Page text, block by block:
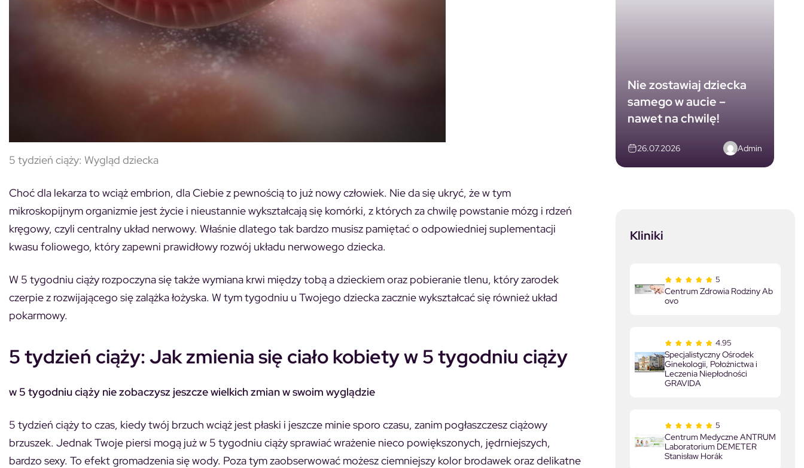
5 tydzień ciąży: Wygląd dziecka
Choć dla lekarza to wciąż embrion, dla Ciebie z pewnością to już nowy człowiek. Nie da się ukryć, że w tym
mikroskopijnym organizmie jest życie i nieustannie wykształcają się komórki, z których za chwilę powstanie mózg i rdzeń
kręgowy, czyli centralny układ nerwowy. Właśnie dlatego tak bardzo musisz pamiętać o odpowiedniej suplementacji
kwasu foliowego, który zapewni prawidłowy rozwój układu nerwowego dziecka.
W 5 tygodniu ciąży rozpoczyna się także wymiana krwi między tobą a dzieckiem oraz pobieranie tlenu, który zarodek
czerpie z rozwijającego się zalążka łożyska. W tym tygodniu u Twojego dziecka zacznie wykształcać się również układ
pokarmowy.
5 tydzień ciąży: Jak zmienia się ciało kobiety w 5 tygodniu ciąży
w 5 tygodniu ciąży nie zobaczysz jeszcze wielkich zmian w swoim wyglądzie
5 tydzień ciąży to czas, kiedy twój brzuch wciąż jest płaski i jeszcze minie sporo czasu, zanim pogłaszczesz ciążowy
brzuszek. Jednak Twoje piersi mogą już w 5 tygodniu ciąży sprawiać wrażenie nieco powiększonych, jędrniejszych,
bardzo sexy. To efekt gromadzenia się wody. Poza tym zaobserwować możesz ciemniejszy kolor brodawek oraz delikatne
Nie zostawiaj dziecka
samego w aucie –
nawet na chwilę!
26.07.2026 Admin
Kliniki
5
Centrum Zdrowia Rodziny Ab
ovo
4.95
Specjalistyczny Ośrodek
Ginekologii, Położnictwa i
Leczenia Niepłodności
GRAVIDA
5
Centrum Medyczne ANTRUM
Laboratorium DEMETER
Stanisław Horák